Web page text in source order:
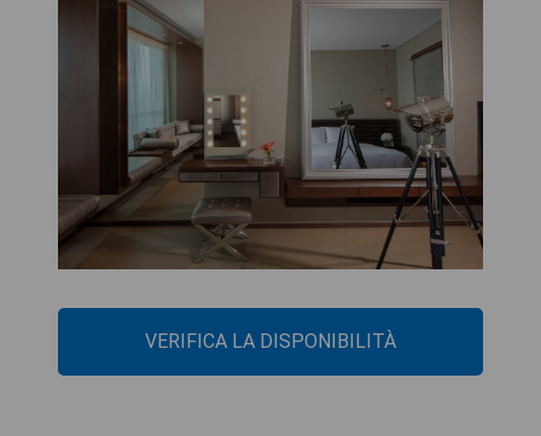
VERIFICA LA DISPONIBILITÀ